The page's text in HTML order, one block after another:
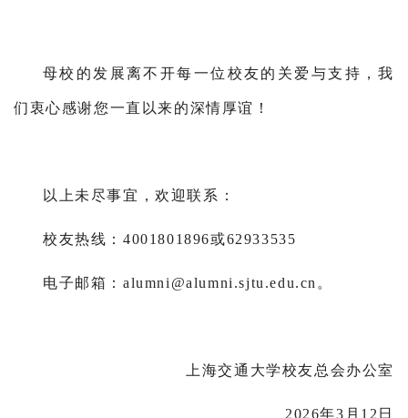
母校的发展离不开每一位校友的关爱与支持，我
们衷心感谢您一直以来的深情厚谊！
以上未尽事宜，欢迎联系：
校友热线：4001801896或62933535
电子邮箱：alumni@alumni.sjtu.edu.cn。
上海交通大学校友总会办公室
2026年3月12日